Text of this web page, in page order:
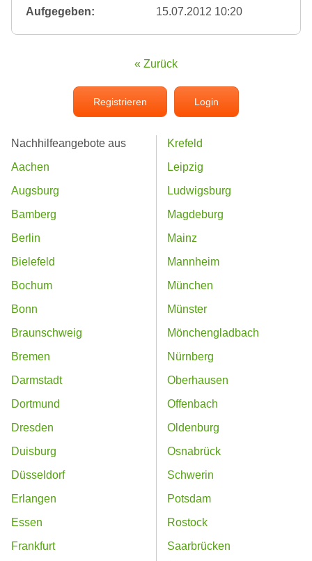
Aufgegeben:
15.07.2012 10:20
« Zurück
Registrieren Login
Nachhilfeangebote aus
Aachen
Augsburg
Bamberg
Berlin
Bielefeld
Bochum
Bonn
Braunschweig
Bremen
Darmstadt
Dortmund
Dresden
Duisburg
Düsseldorf
Erlangen
Essen
Frankfurt
Krefeld
Leipzig
Ludwigsburg
Magdeburg
Mainz
Mannheim
München
Münster
Mönchengladbach
Nürnberg
Oberhausen
Offenbach
Oldenburg
Osnabrück
Schwerin
Potsdam
Rostock
Saarbrücken